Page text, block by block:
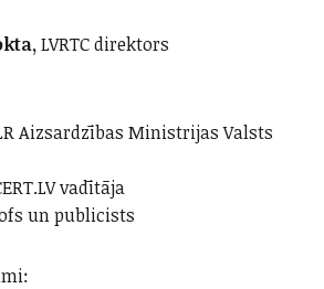
LVRTC direktors
Aizsardzības Ministrijas Valsts
vadītāja
un publicists